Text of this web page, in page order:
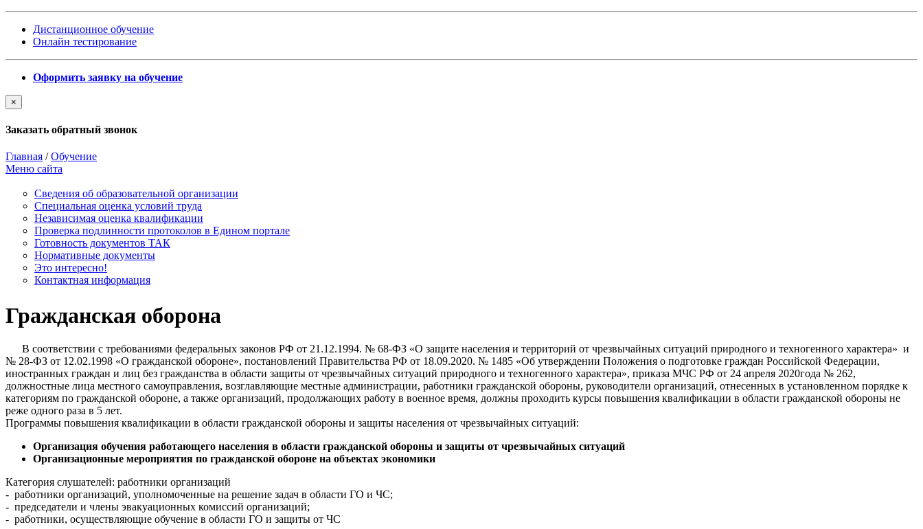
Дистанционное обучение
Онлайн тестирование
Оформить заявку на обучение
×
Заказать обратный звонок
Главная /Обучение
Меню сайта
Сведения об образовательной организации
Cпециальная оценка условий труда
Независимая оценка квалификации
Проверка подлинности протоколов в Едином портале
Готовность документов ТАК
Нормативные документы
Это интересно!
Контактная информация
Гражданская оборона
В соответствии с требованиями федеральных законов РФ от 21.12.1994. № 68-ФЗ «О защите населения и территорий от чрезвычайных ситуаций природного и техногенного характера» и
№ 28-ФЗ от 12.02.1998 «О гражданской обороне», постановлений Правительства РФ от 18.09.2020. № 1485 «Об утверждении Положения о подготовке граждан Российской Федерации,
иностранных граждан и лиц без гражданства в области защиты от чрезвычайных ситуаций природного и техногенного характера», приказа МЧС РФ от 24 апреля 2020года № 262,
должностные лица местного самоуправления, возглавляющие местные администрации, работники гражданской обороны, руководители организаций, отнесенных в установленном порядке к
категориям по гражданской обороне, а также организаций, продолжающих работу в военное время, должны проходить курсы повышения квалификации в области гражданской обороны не
реже одного раза в 5 лет.
Программы повышения квалификации в области гражданской обороны и защиты населения от чрезвычайных ситуаций:
Организация обучения работающего населения в области гражданской обороны и защиты от чрезвычайных ситуаций
Организационные мероприятия по гражданской обороне на объектах экономики
Категория слушателей: работники организаций
- работники организаций, уполномоченные на решение задач в области ГО и ЧС;
- председатели и члены эвакуационных комиссий организаций;
- работники, осуществляющие обучение в области ГО и защиты от ЧС